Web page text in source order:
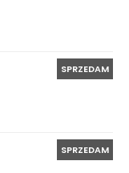
SPRZEDAM
SPRZEDAM